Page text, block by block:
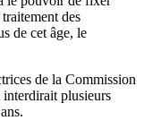
des
de cet âge, le
de la Commission
plusieurs